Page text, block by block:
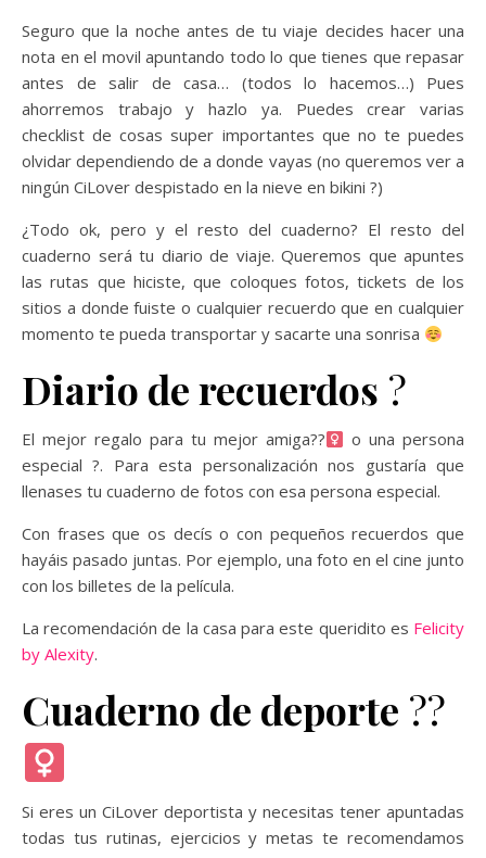
Seguro que la noche antes de tu viaje decides hacer una
nota en el movil apuntando todo lo que tienes que repasar
antes de salir de casa… (todos lo hacemos…) Pues
ahorremos trabajo y hazlo ya. Puedes crear varias
checklist de cosas super importantes que no te puedes
olvidar dependiendo de a donde vayas (no queremos ver a
ningún CiLover despistado en la nieve en bikini ?)
¿Todo ok, pero y el resto del cuaderno? El resto del
cuaderno será tu diario de viaje. Queremos que apuntes
las rutas que hiciste, que coloques fotos, tickets de los
sitios a donde fuiste o cualquier recuerdo que en cualquier
momento te pueda transportar y sacarte una sonrisa
Diario de recuerdos ?
El mejor regalo para tu mejor amiga??‍
o una persona
especial ?. Para esta personalización nos gustaría que
llenases tu cuaderno de fotos con esa persona especial.
Con frases que os decís o con pequeños recuerdos que
hayáis pasado juntas. Por ejemplo, una foto en el cine junto
con los billetes de la película.
La recomendación de la casa para este queridito es Felicity
by Alexity.
Cuaderno de deporte ??‍
Si eres un CiLover deportista y necesitas tener apuntadas
todas tus rutinas, ejercicios y metas te recomendamos